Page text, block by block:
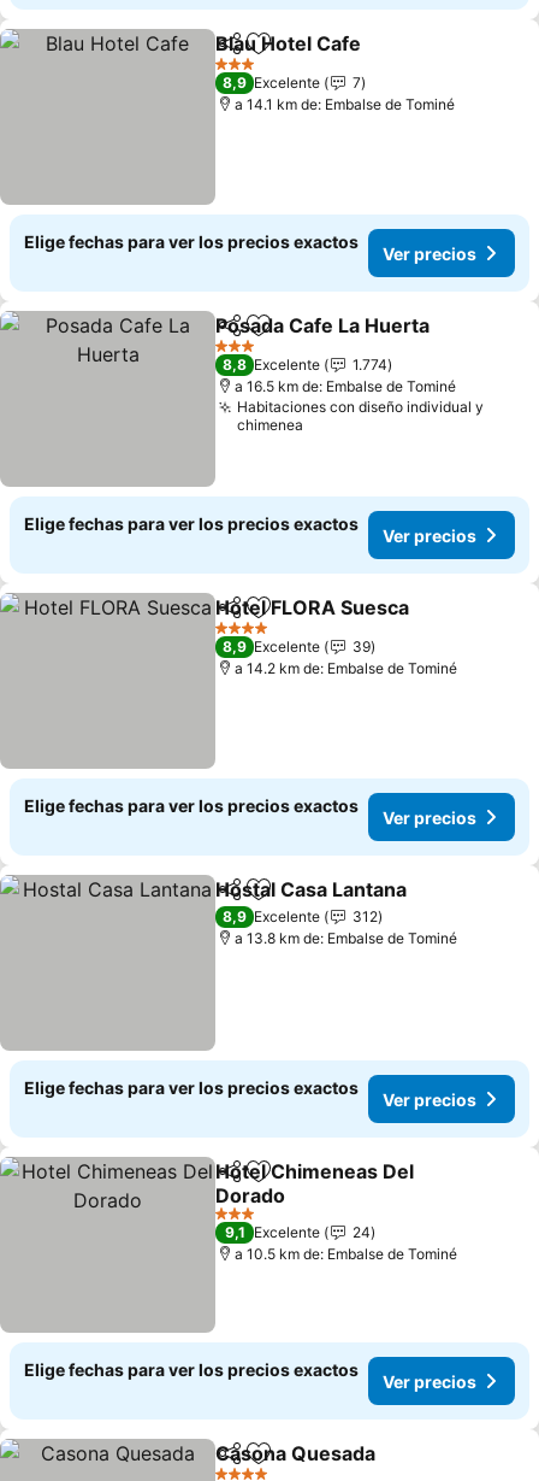
CompartirAgregar a favoritos
Blau Hotel Cafe
3 Estrellas
8,9 Excelente
7
a 14.1 km de: Embalse de Tominé
Elige fechas para ver los precios exactos
Ver precios
CompartirAgregar a favoritos
Posada Cafe La Huerta
3 Estrellas
8,8 Excelente
1.774
a 16.5 km de: Embalse de Tominé
Habitaciones con diseño individual y
chimenea
Elige fechas para ver los precios exactos
Ver precios
CompartirAgregar a favoritos
Hotel FLORA Suesca
4 Estrellas
8,9 Excelente
39
a 14.2 km de: Embalse de Tominé
Elige fechas para ver los precios exactos
Ver precios
CompartirAgregar a favoritos
Hostal Casa Lantana
8,9 Excelente
312
a 13.8 km de: Embalse de Tominé
Elige fechas para ver los precios exactos
Ver precios
CompartirAgregar a favoritos
Hotel Chimeneas Del
Dorado
3 Estrellas
9,1 Excelente
24
a 10.5 km de: Embalse de Tominé
Elige fechas para ver los precios exactos
Ver precios
CompartirAgregar a favoritos
Casona Quesada